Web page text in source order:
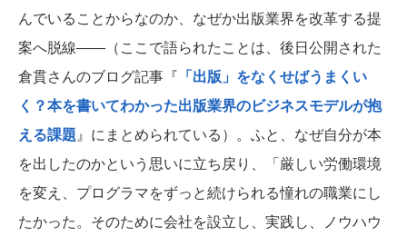
んでいることからなのか、なぜか出版業界を改革する提
案へ脱線――（ここで語られたことは、後日公開された
倉貫さんのブログ記事『 「出版」をなくせばうまくい
く？本を書いてわかった出版業界のビジネスモデルが抱
える課題』にまとめられている）。ふと、なぜ自分が本
を出したのかという思いに立ち戻り、「厳しい労働環境
を変え、プログラマをずっと続けられる憧れの職業にし
たかった。そのために会社を設立し、実践し、ノウハウ